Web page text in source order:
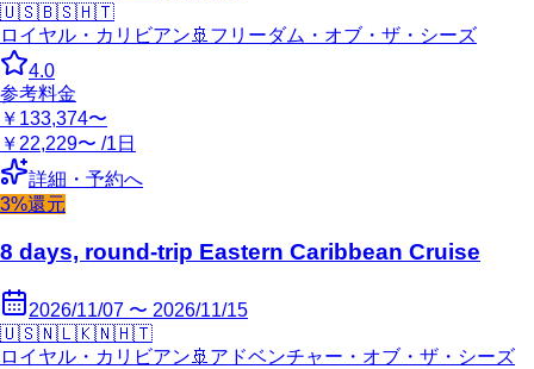
🇺🇸🇧🇸🇭🇹
ロイヤル・カリビアン 🚢 フリーダム・オブ・ザ・シーズ
4.0
参考料金
￥133,374〜
￥22,229〜 /1日
詳細・予約へ
3%還元
8 days, round-trip Eastern Caribbean Cruise
2026/11/07 〜 2026/11/15
🇺🇸🇳🇱🇰🇳🇭🇹
ロイヤル・カリビアン 🚢 アドベンチャー・オブ・ザ・シーズ